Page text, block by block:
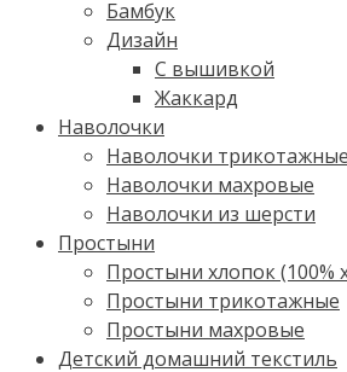
Бамбук
Дизайн
С вышивкой
Жаккард
Наволочки
Наволочки трикотажные
Наволочки махровые
Наволочки из шерсти
Простыни
Простыни хлопок (100%
Простыни трикотажные
Простыни махровые
Детский домашний текстиль